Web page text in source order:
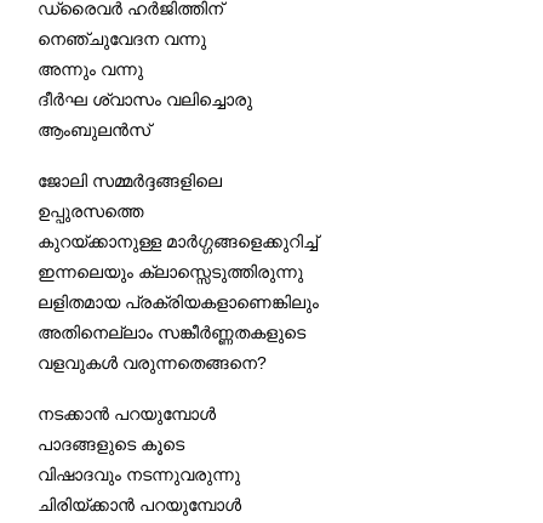
ഡ്രൈവർ ഹർജിത്തിന്
നെഞ്ചുവേദന വന്നു
അന്നും വന്നു
ദീർഘ ശ്വാസം വലിച്ചൊരു
ആംബുലൻസ്
ജോലി സമ്മർദ്ദങ്ങളിലെ
ഉപ്പുരസത്തെ
കുറയ്ക്കാനുള്ള മാർഗ്ഗങ്ങളെക്കുറിച്ച്
ഇന്നലെയും ക്ലാസ്സെടുത്തിരുന്നു
ലളിതമായ പ്രക്രിയകളാണെങ്കിലും
അതിനെല്ലാം സങ്കീർണ്ണതകളുടെ
വളവുകൾ വരുന്നതെങ്ങനെ?
നടക്കാൻ പറയുമ്പോൾ
പാദങ്ങളുടെ കൂടെ
വിഷാദവും നടന്നുവരുന്നു
ചിരിയ്ക്കാൻ പറയുമ്പോൾ